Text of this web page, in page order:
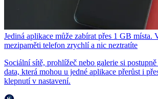
Jediná aplikace může zabírat přes 1 GB místa.
mezipaměti telefon zrychlí a nic neztratíte
Sociální sítě, prohlížeč nebo galerie si
data, která mohou u jedné aplikace přerůst i
klepnutí v nastavení.